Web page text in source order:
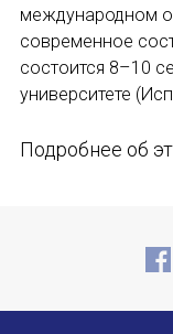
Медаль
50 лет
международном
современное
состоится 8–10
университете
Подробнее об